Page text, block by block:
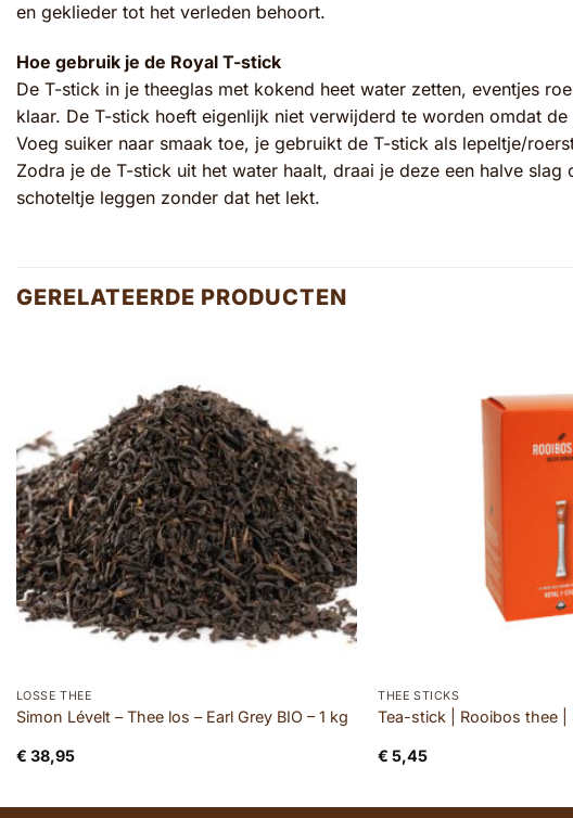
en geklieder tot het verleden behoort.
Hoe gebruik je de Royal T-stick
De T-stick in je theeglas met kokend heet water zetten, eventjes
klaar. De T-stick hoeft eigenlijk niet verwijderd te worden omdat
Voeg suiker naar smaak toe, je gebruikt de T-stick als lepeltje/
Zodra je de T-stick uit het water haalt, draai je deze een halve
schoteltje leggen zonder dat het lekt.
GERELATEERDE PRODUCTEN
LOSSE THEE
Simon Lévelt – Thee los – Earl Grey BIO – 1 kg
€ 38,95
THEE STICKS
Tea-stick | Rooibos thee |
€ 5,45